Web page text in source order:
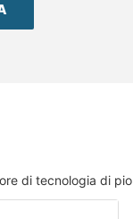
di tecnologia di